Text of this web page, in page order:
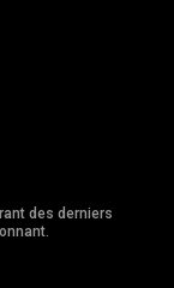
des derniers